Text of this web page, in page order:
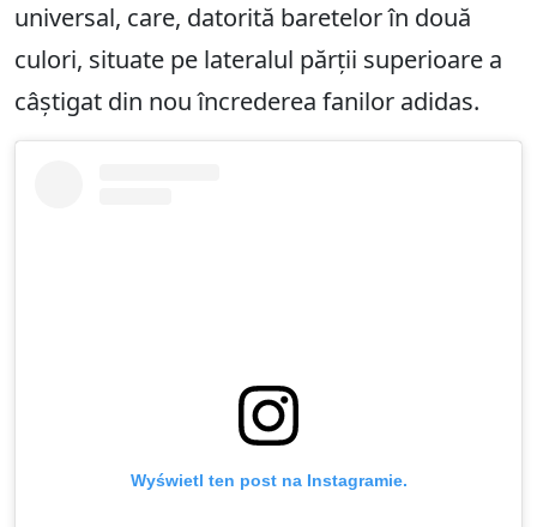
universal, care, datorită baretelor în două
culori, situate pe lateralul părții superioare a
câștigat din nou încrederea fanilor adidas.
Wyświetl ten post na Instagramie.